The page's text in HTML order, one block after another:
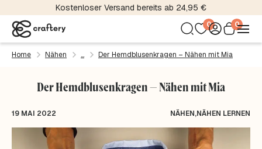
Kostenloser Versand bereits ab 24,95 €
0 0
Home Nähen Der Hemdblusenkragen – Nähen mit Mia
Der Hemdblusenkragen – Nähen mit Mia
19 MAI 2022 NÄHEN,NÄHEN LERNEN